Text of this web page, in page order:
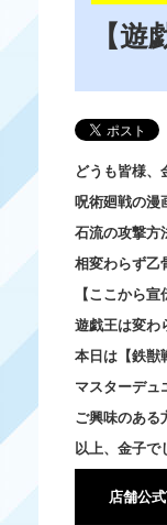
【
どうも皆様
呪術廻戦の漫
石流の攻撃方
相変わらず乙
【ここから
遊戯王は変わ
本日は【鉄獣
マスターデ
ご興味のある
以上、金子
店舗公